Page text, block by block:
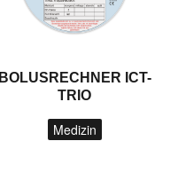
BOLUSRECHNER ICT-
TRIO
Medizin